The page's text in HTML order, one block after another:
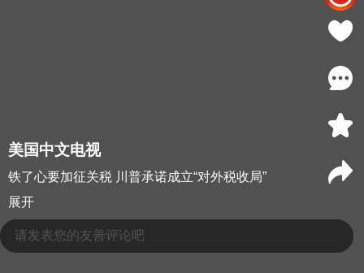
美国中文电视
铁了心要加征关税 川普承诺成立“对外税收局”
展开
请发表您的友善评论吧